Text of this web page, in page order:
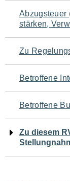
für
den
Abzugsteuer
stärken,
Zu
Betroffene
Betroffene
Zu diesem